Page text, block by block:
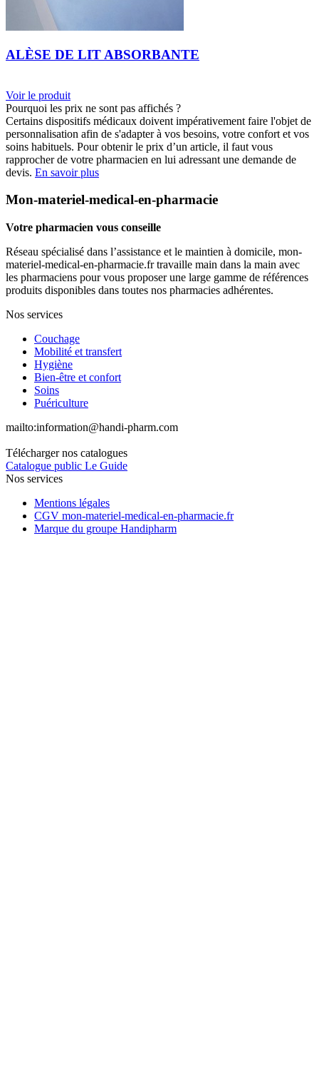
ALÈSE DE LIT ABSORBANTE
Voir le produit
Pourquoi les prix ne sont pas affichés ?
Certains dispositifs médicaux doivent impérativement faire l'objet de
personnalisation afin de s'adapter à vos besoins, votre confort et vos
soins habituels. Pour obtenir le prix d’un article, il faut vous
rapprocher de votre pharmacien en lui adressant une demande de
devis. En savoir plus
Mon-materiel-medical-en-pharmacie
Votre pharmacien vous conseille
Réseau spécialisé dans l’assistance et le maintien à domicile, mon-
materiel-medical-en-pharmacie.fr travaille main dans la main avec
les pharmaciens pour vous proposer une large gamme de références
produits disponibles dans toutes nos pharmacies adhérentes.
Nos services
Couchage
Mobilité et transfert
Hygiène
Bien-être et confort
Soins
Puériculture
mailto:information@handi-pharm.com
Télécharger nos catalogues
Catalogue public Le Guide
Nos services
Mentions légales
CGV mon-materiel-medical-en-pharmacie.fr
Marque du groupe Handipharm